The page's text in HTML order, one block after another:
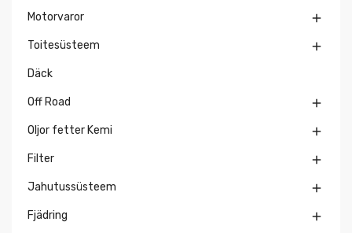
Motorvaror 
Toitesüsteem 
Däck
Off Road 
Oljor fetter Kemi 
Filter 
Jahutussüsteem 
Fjädring 